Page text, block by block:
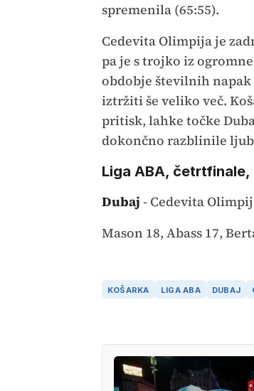
spremenila (65:55).
Cedevita Olimpija je
pa je s trojko iz
obdobje številnih
iztržiti še veliko več.
pritisk, lahke točke
dokončno razblinile
Liga ABA,
Dubaj - Cedevita
Mason 18, Abass 17,
KOŠARKA LIGA ABA DUBAJ